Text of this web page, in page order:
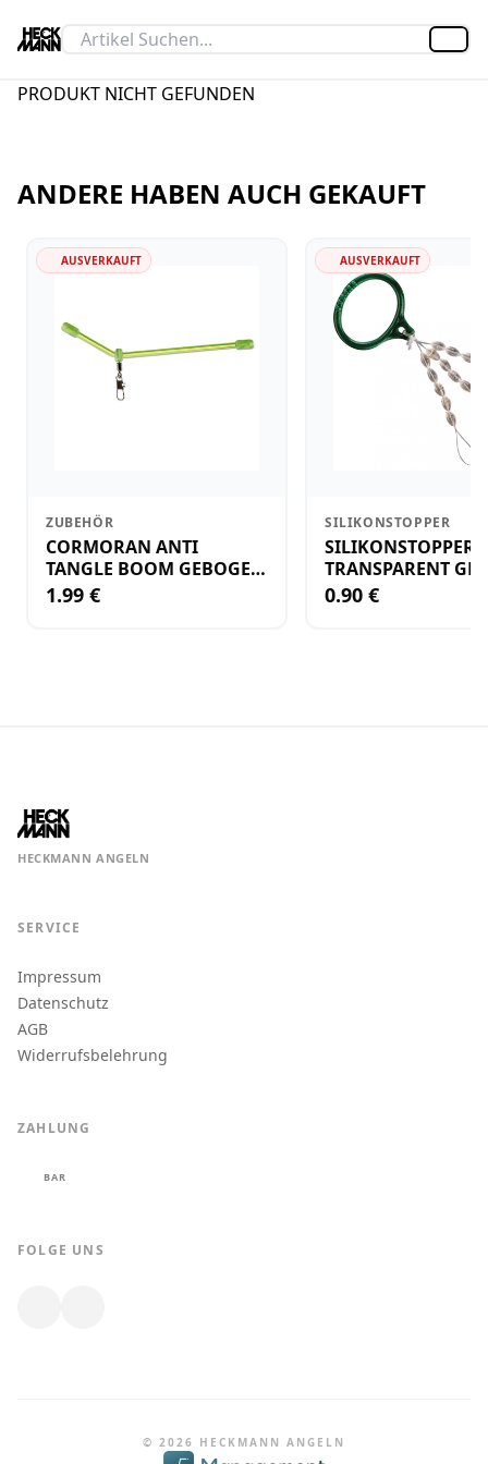
PRODUKT NICHT GEFUNDEN
ANDERE HABEN AUCH GEKAUFT
AUSVERKAUFT
ZUBEHÖR
CORMORAN ANTI
TANGLE BOOM GEBOGEN
12CM M.WIRBEL(PLASTIK)
1.99 €
AUSVERKAUFT
SILIKONSTOPPER
SILIKONSTOPPER
TRANSPARENT
KLEIN
0.90 €
HECKMANN ANGELN
SERVICE
Impressum
Datenschutz
AGB
Widerrufsbelehrung
ZAHLUNG
BAR
FOLGE UNS
© 2026 HECKMANN ANGELN